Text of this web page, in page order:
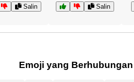
Salin Salin
Emoji yang